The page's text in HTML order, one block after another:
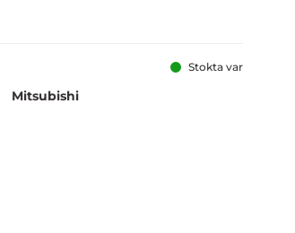
Stokta var
Mitsubishi